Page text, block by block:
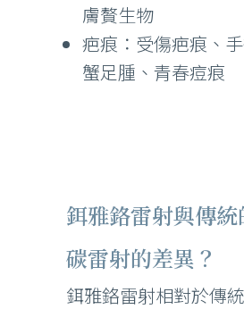
膚贅生物
疤痕：受傷疤痕、
蟹足腫、青春痘痕
鉺雅鉻雷射與傳
碳雷射的差異？
鉺雅鉻雷射相對於傳